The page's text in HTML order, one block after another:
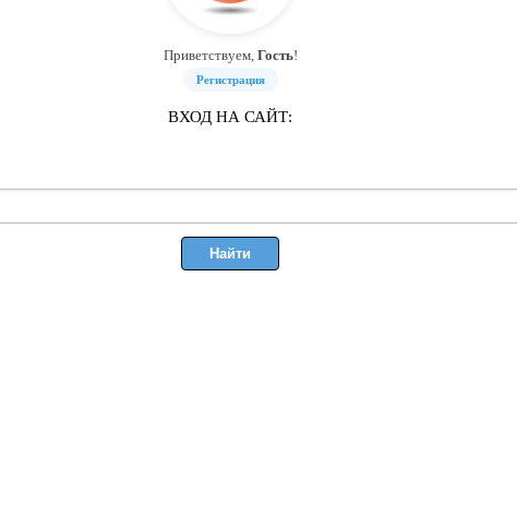
Приветствуем, Гость!
Регистрация
ВХОД НА САЙТ: